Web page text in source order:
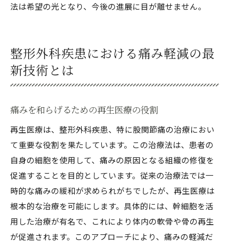
法は希望の光となり、今後の進展に目が離せません。
整形外科疾患における痛み軽減の最
新技術とは
痛みを和らげるための再生医療の役割
再生医療は、整形外科疾患、特に股関節痛の治療におい
て重要な役割を果たしています。この治療法は、患者の
自身の細胞を使用して、痛みの原因となる組織の修復を
促進することを目的としています。従来の治療法では一
時的な痛みの緩和が求められがちでしたが、再生医療は
根本的な治療を可能にします。具体的には、幹細胞を活
用した治療が有名で、これにより体内の軟骨や骨の再生
が促進されます。このアプローチにより、痛みの軽減だ